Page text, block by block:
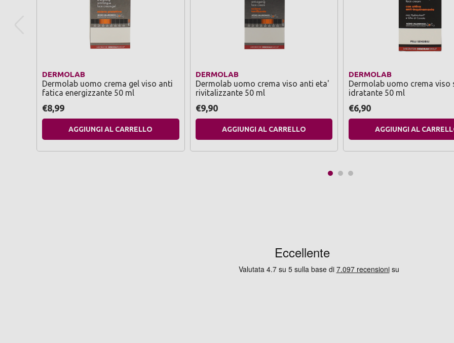
DERMOLAB
Dermolab uomo crema gel viso anti
fatica energizzante 50 ml
€8,99
AGGIUNGI AL CARRELLO
DERMOLAB
Dermolab uomo crema viso anti eta'
rivitalizzante 50 ml
€9,90
AGGIUNGI AL CARRELLO
DERMOLAB
Dermolab uomo crema viso
idratante 50 ml
€6,90
AGGIUNGI AL